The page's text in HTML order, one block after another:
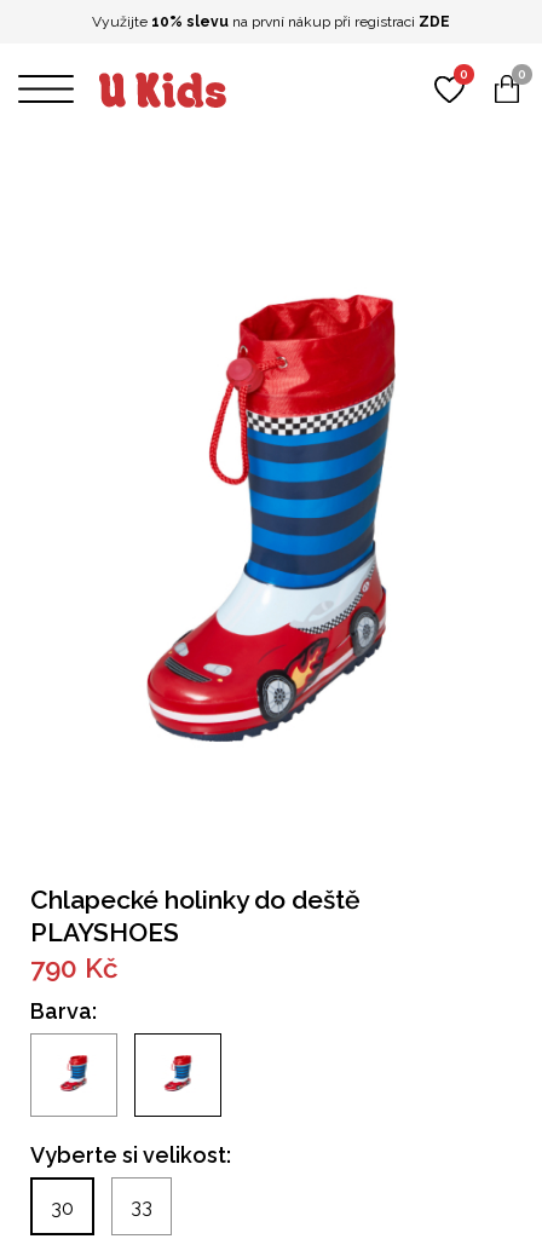
Chlapecké holinky do deště
PLAYSHOES
790 Kč
Barva:
Vyberte si velikost:
30 33
Využijte 10% slevu na první nákup při registraci ZDE
0
0